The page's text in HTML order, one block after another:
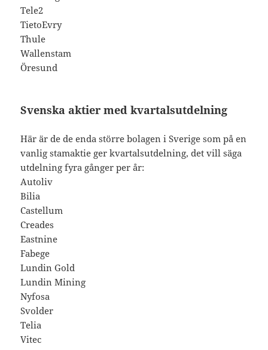
Tele2
TietoEvry
Thule
Wallenstam
Öresund
Svenska aktier med kvartalsutdelning
Här är de de enda större bolagen i Sverige som på en
vanlig stamaktie ger kvartalsutdelning, det vill säga
utdelning fyra gånger per år:
Autoliv
Bilia
Castellum
Creades
Eastnine
Fabege
Lundin Gold
Lundin Mining
Nyfosa
Svolder
Telia
Vitec